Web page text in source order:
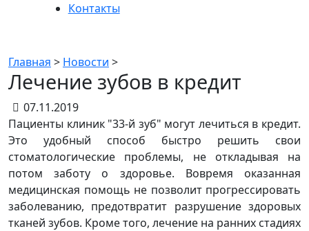
Контакты
Главная > Новости >
Лечение зубов в кредит
07.11.2019
Пациенты клиник "33-й зуб" могут лечиться в кредит.
Это удобный способ быстро решить свои
стоматологические проблемы, не откладывая на
потом заботу о здоровье. Вовремя оказанная
медицинская помощь не позволит прогрессировать
заболеванию, предотвратит разрушение здоровых
тканей зубов. Кроме того, лечение на ранних стадиях